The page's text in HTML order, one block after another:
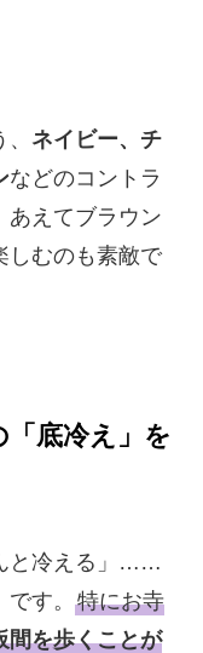
ネイビー、チ
などのコントラ
あえてブラウン
しむのも素敵で
「底冷え」を
と冷える」……
です。 特にお寺
間を歩くことが